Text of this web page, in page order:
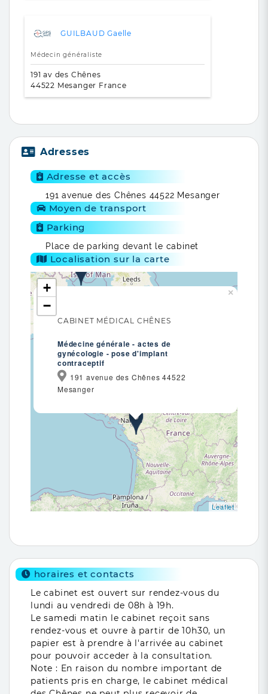
GUILBAUD Gaelle
Médecin généraliste
191 av des Chênes
44522 Mesanger France
Adresses
Adresse et accès
191 avenue des Chênes 44522 Mesanger
Moyen de transport
Parking
Place de parking devant le cabinet
Localisation sur la carte
CABINET MÉDICAL CHÊNES
Médecine générale - actes de
gynécologie - pose d'implant
contraceptif
191 avenue des Chênes 44522
Mesanger
×
+
−
Leaflet
horaires et contacts
Le cabinet est ouvert sur rendez-vous du
lundi au vendredi de 08h à 19h.
Le samedi matin le cabinet reçoit sans
rendez-vous et ouvre à partir de 10h30, un
papier est à prendre à l'arrivée au cabinet
pour pouvoir acceder à la consultation.
Note : En raison du nombre important de
patients pris en charge, le cabinet médical